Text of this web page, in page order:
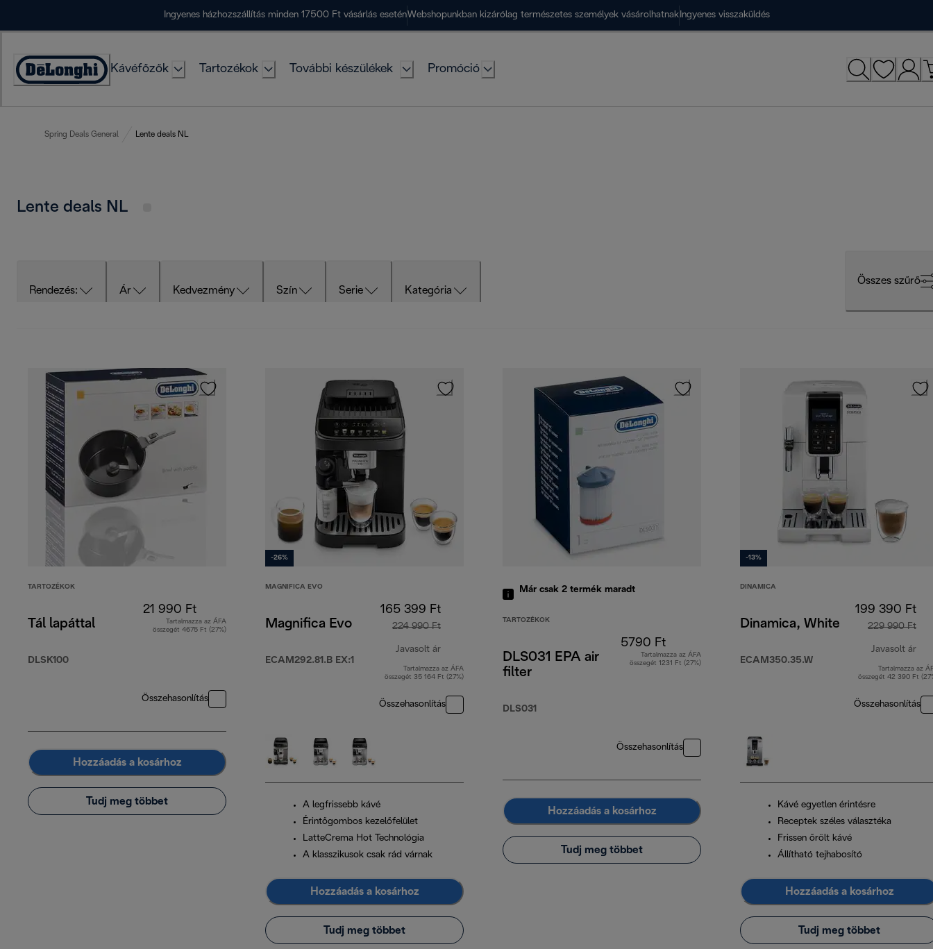
Ingyenes házhozszállítás minden 17500 Ft vásárlás eseténWebshopunkban kizárólag természetes személyek vásárolhatnak Ingyenes visszaküldés
Accessibility
Kávéfőzők Tartozékok További készülékek Promóció
Spring Deals General Lente deals NL
Lente deals NL
Rendezés: Ár Kedvezmény Szín Serie Kategória
Összes szűrő
TARTOZÉKOK
Tál lapáttal
DLSK100
21 990 Ft
Tartalmazza az ÁFA
összegét 4675 Ft (27%)
Összehasonlítás
Hozzáadás a kosárhoz
Tudj meg többet
-26%
MAGNIFICA EVO
Magnifica Evo
ECAM292.81.B EX:1
165 399 Ft
224 990 Ft
Javasolt ár
eredeti ár 224 990 Ft
Tartalmazza az ÁFA
összegét 35 164 Ft (27%)
Összehasonlítás
A legfrissebb kávé
Érintőgombos kezelőfelület
LatteCrema Hot Technológia
A klasszikusok csak rád várnak
Hozzáadás a kosárhoz
Tudj meg többet
Már csak 2 termék maradt
TARTOZÉKOK
DLS031 EPA air
filter
DLS031
5790 Ft
Tartalmazza az ÁFA
összegét 1231 Ft (27%)
Összehasonlítás
Hozzáadás a kosárhoz
Tudj meg többet
-13%
DINAMICA
Dinamica, White
ECAM350.35.W
199 390 Ft
229 990 Ft
Javasolt ár
Tartalmazza az
összegét 42 390 Ft
Összehasonlítás
Kávé egyetlen érintésre
Receptek széles választéka
Frissen őrölt kávé
Állítható tejhabosító
Hozzáadás a kosárhoz
Tudj meg többet